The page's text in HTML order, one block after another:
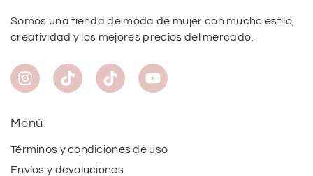
Somos una tienda de moda de mujer con mucho estilo,
creatividad y los mejores precios del mercado.
Menú
Términos y condiciones de uso
Envíos y devoluciones